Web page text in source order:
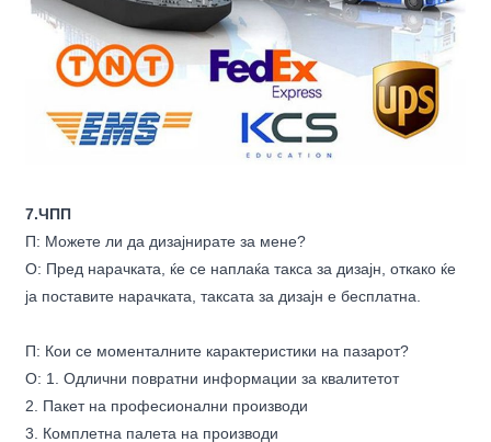
7.ЧПП
П: Можете ли да дизајнирате за мене?
О: Пред нарачката, ќе се наплаќа такса за дизајн, откако ќе
ја поставите нарачката, таксата за дизајн е бесплатна.
П: Кои се моменталните карактеристики на пазарот?
О: 1. Одлични повратни информации за квалитетот
2. Пакет на професионални производи
3. Комплетна палета на производи